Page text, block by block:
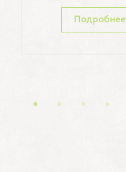
Подробнее